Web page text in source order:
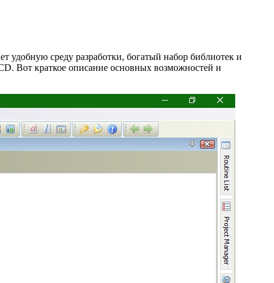
среду разработки, богатый набор библиотек и
Вот краткое описание основных возможностей и